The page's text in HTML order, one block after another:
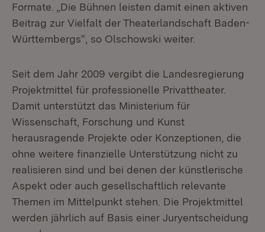
Formate. „Die Bühnen leisten damit einen aktiven
Beitrag zur Vielfalt der Theaterlandschaft Baden-
Württembergs“, so Olschowski weiter.
Seit dem Jahr 2009 vergibt die Landesregierung
Projektmittel für professionelle Privattheater.
Damit unterstützt das Ministerium für
Wissenschaft, Forschung und Kunst
herausragende Projekte oder Konzeptionen, die
ohne weitere finanzielle Unterstützung nicht zu
realisieren sind und bei denen der künstlerische
Aspekt oder auch gesellschaftlich relevante
Themen im Mittelpunkt stehen. Die Projektmittel
werden jährlich auf Basis einer Juryentscheidung